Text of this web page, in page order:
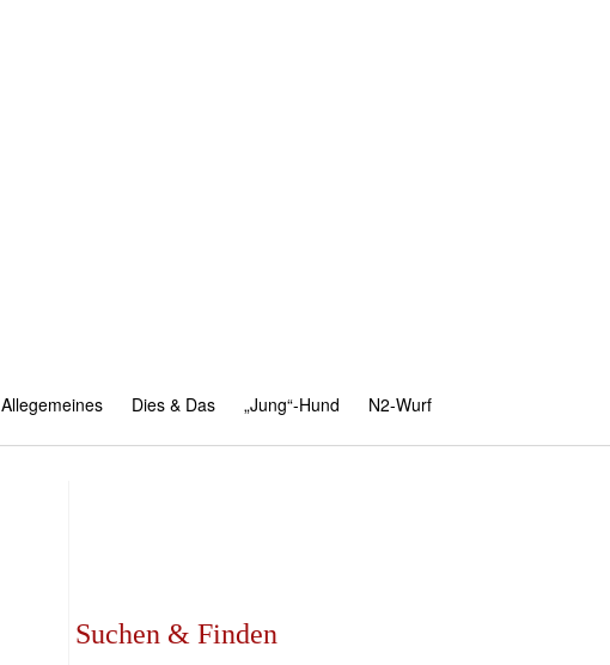
Allegemeines Dies & Das „Jung“-Hund N2-Wurf
Suchen & Finden